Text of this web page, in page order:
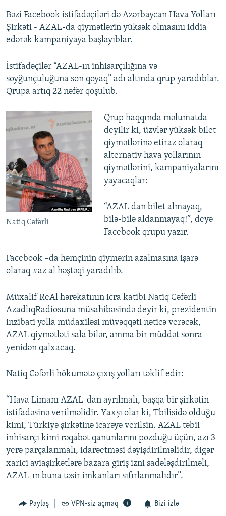
Bəzi Facebook istifadəçiləri də Azərbaycan Hava Yolları
Şirkəti - AZAL-da qiymətlərin yüksək olmasını iddia
edərək kampaniyaya başlayıblar.
İstifadəçilər “AZAL-ın inhisarçılığına və
soyğunçuluğuna son qoyaq” adı altında qrup yaradıblar.
Qrupa artıq 22 nəfər qoşulub.
Natiq Cəfərli
Qrup haqqında məlumatda
deyilir ki, üzvlər yüksək bilet
qiymətlərinə etiraz olaraq
alternativ hava yollarının
qiymətlərini, kampaniyalarını
yayacaqlar:
“AZAL dan bilet almayaq,
bilə-bilə aldanmayaq!”, deyə
Facebook qrupu yazır.
Facebook –da həmçinin qiymərin azalmasına işarə
olaraq #az al həştəqi yaradılıb.
Müxalif ReAl hərəkatının icra katibi Natiq Cəfərli
AzadlıqRadiosuna müsahibəsində deyir ki, prezidentin
inzibati yolla müdaxiləsi müvəqqəti nəticə verəcək,
AZAL qiymətləti sala bilər, amma bir müddət sonra
yenidən qalxacaq.
Natiq Cəfərli hökumətə çıxış yolları təklif edir:
“Hava Limanı AZAL-dan ayrılmalı, başqa bir şirkətin
istifadəsinə verilməlidir. Yaxşı olar ki, Tbilisidə olduğu
kimi, Türkiyə şirkətinə icarəyə verilsin. AZAL təbii
inhisarçı kimi rəqabət qanunlarını pozduğu üçün, azı 3
yerə parçalanmalı, idarəetməsi dəyişdirilməlidir, digər
xarici aviaşirkətlərə bazara giriş izni sadələşdirilməli,
AZAL-ın buna təsir imkanları sıfırlanmalıdır”.
Paylaş VPN-siz açmaq Bizi izlə